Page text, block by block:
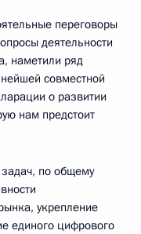
переговоры
деятельности
наметили ряд
совместной
о развитии
нам предстоит
по общему
укрепление
единого цифрового